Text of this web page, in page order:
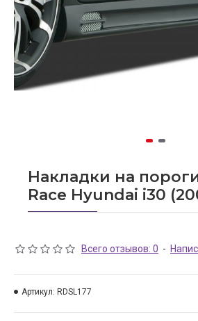
Накладки на
Race Hyundai i30
Всего отзывов: 0 -
Артикул: RDSL177